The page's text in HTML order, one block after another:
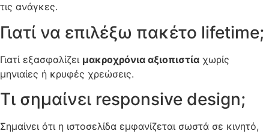
τις ανάγκες.
Γιατί να επιλέξω πακέτο lifetime;
Γιατί εξασφαλίζει μακροχρόνια αξιοπιστία χωρίς
μηνιαίες ή κρυφές χρεώσεις.
Τι σημαίνει responsive design;
Σημαίνει ότι η ιστοσελίδα εμφανίζεται σωστά σε κινητό,